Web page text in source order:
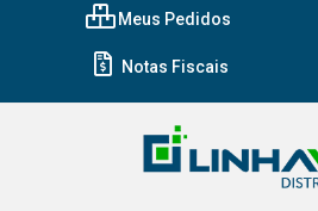
Meus Pedidos
Notas Fiscais